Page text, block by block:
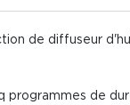
de diffuseur
de